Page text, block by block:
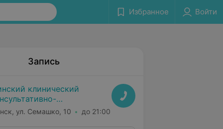
Избранное Войти
Запись
клинический
центр
ул. Семашко, 10 до 21:00